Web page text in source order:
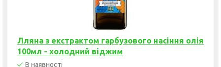
Лляна з екстрактом гарбузового насіння олія
100мл - холодний віджим
В наявності